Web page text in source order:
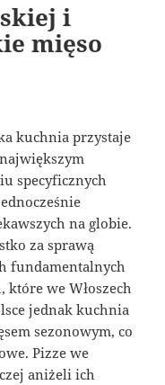
i
mięso
kuchnia przystaje
specyficznych
na globie.
za sprawą
fundamentalnych
we Włoszech
jednak kuchnia
sezonowym, co
Pizze we
aniżeli ich